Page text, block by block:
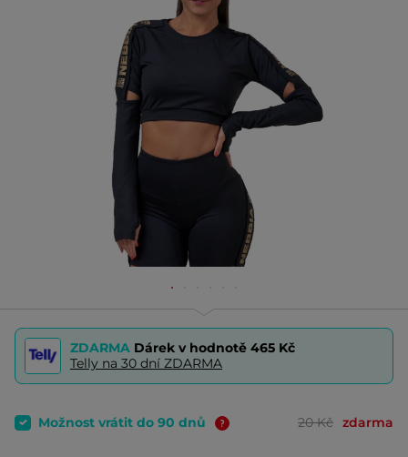
ZDARMA Dárek v hodnotě 465 Kč
Telly na 30 dní ZDARMA
Možnost vrátit do 90 dnů 20 Kč zdarma